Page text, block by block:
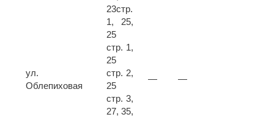
ул.
Облепиховая
23стр.
1, 25,
25
стр. 1,
25
стр. 2,
25
стр. 3,
27, 35,
— —